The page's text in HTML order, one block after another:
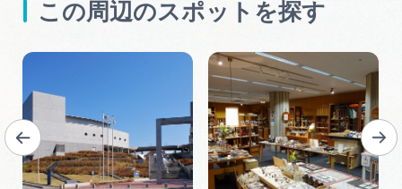
この周辺のスポットを探す